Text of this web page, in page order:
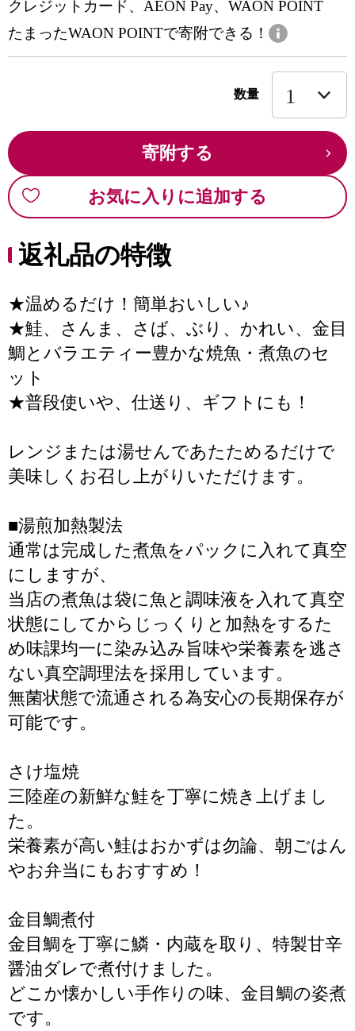
クレジットカード、AEON Pay、WAON POINT
たまったWAON POINTで寄附できる！
数量
寄附する
お気に入りに追加する
返礼品の特徴
★温めるだけ！簡単おいしい♪
★鮭、さんま、さば、ぶり、かれい、金目
鯛とバラエティー豊かな焼魚・煮魚のセ
ット
★普段使いや、仕送り、ギフトにも！
レンジまたは湯せんであたためるだけで
美味しくお召し上がりいただけます。
■湯煎加熱製法
通常は完成した煮魚をパックに入れて真空
にしますが、
当店の煮魚は袋に魚と調味液を入れて真空
状態にしてからじっくりと加熱をするた
め味課均一に染み込み旨味や栄養素を逃さ
ない真空調理法を採用しています。
無菌状態で流通される為安心の長期保存が
可能です。
さけ塩焼
三陸産の新鮮な鮭を丁寧に焼き上げまし
た。
栄養素が高い鮭はおかずは勿論、朝ごはん
やお弁当にもおすすめ！
金目鯛煮付
金目鯛を丁寧に鱗・内蔵を取り、特製甘辛
醤油ダレで煮付けました。
どこか懐かしい手作りの味、金目鯛の姿煮
です。